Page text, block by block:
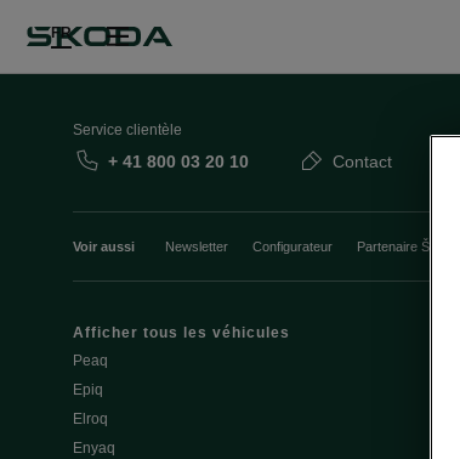
FR
Service clientèle
+ 41 800 03 20 10 Contact
Voir aussi Newsletter Configurateur Partenaire Škoda
Afficher tous les véhicules
Peaq
Epiq
Elroq
Enyaq